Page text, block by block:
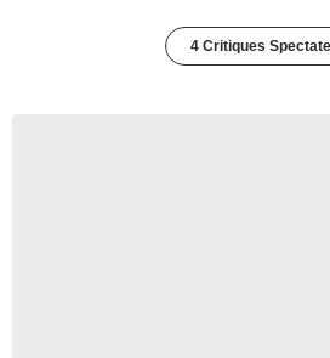
4 Critiques